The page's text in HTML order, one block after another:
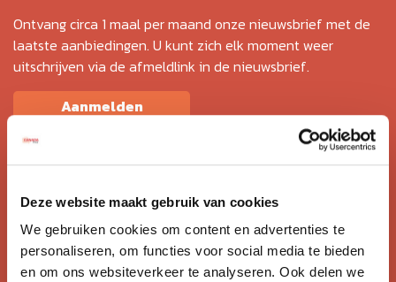
Deze website maakt gebruik van cookies
We gebruiken cookies om content en advertenties te
personaliseren, om functies voor social media te bieden
en om ons websiteverkeer te analyseren. Ook delen we
Ontvang circa 1 maal per maand onze nieuwsbrief met de
laatste aanbiedingen. U kunt zich elk moment weer
uitschrijven via de afmeldlink in de nieuwsbrief.
Aanmelden
Lees in ons
hoe wij zorgvuldig omgaan met uw
gegevens.